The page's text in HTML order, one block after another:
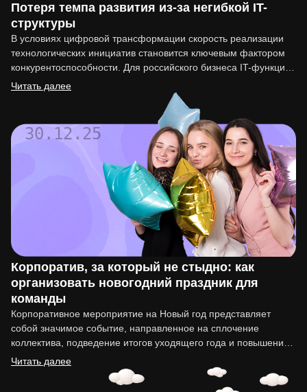
Потеря темпа развития из-за негибкой IT-
структуры
В условиях цифровой трансформации скорость реализации
технологических инициатив становится ключевым фактором
конкурентоспособности. Для российского бизнеса IT-функция
перестала быть вспомогательной. Она напрямую влияет на
Читать далее
30.12.25
Корпоратив, за который не стыдно: как
организовать новогодний праздник для
команды
Корпоративное мероприятие на Новый год представляет
собой значимое событие, направленное на сплочение
коллектива, подведение итогов уходящего года и повышение
мотивации сотрудников. Организация такого праздника…
Читать далее